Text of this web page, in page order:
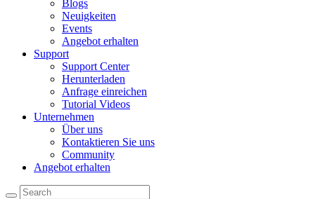
Blogs
Neuigkeiten
Events
Angebot erhalten
Support
Support Center
Herunterladen
Anfrage einreichen
Tutorial Videos
Unternehmen
Über uns
Kontaktieren Sie uns
Community
Angebot erhalten